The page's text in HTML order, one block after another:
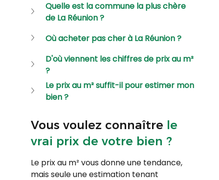
Quelle est la commune la plus chère
de La Réunion ?
Où acheter pas cher à La Réunion ?
D'où viennent les chiffres de prix au m²
?
Le prix au m² suffit-il pour estimer mon
bien ?
Vous voulez connaître le
vrai prix de votre bien ?
Le prix au m² vous donne une tendance,
mais seule une estimation tenant